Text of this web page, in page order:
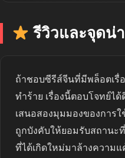
รีวิวและจุดน่
ถ้าชอบซีรีส์จีนที่มีพล็อตเรื่
ทำร้าย เรื่องนี้ตอบโจทย์ไ
เสนอสองมุมมองของการ
ถูกบังคับให้ยอมรับสถานะ
ที่ได้เกิดใหม่มาล้างความ